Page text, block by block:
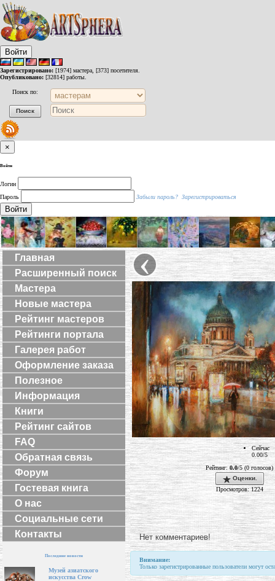
Войти
Зарегистрировано: [1974] мастера, [373] посетителя.
Опубликовано: [32814] работы.
Поиск по:
×
Войти
Логин
Пароль
Забыли пароль? Зарегистрироваться
Войти
Главная
Расширенный поиск
Мастера
Новые мастера
Рейтинг мастеров
Рейтинги портала
Галерея работ
Оформление заказа
Полезное
Информация
Книги
Рейтинг сайтов
FAQ
Обратная связь
Форум
Гостевая книга
О нас
Социальные сети
Контакты
Последние новости
Музей азиатского
искусства Crow
‹
Сейчас
0.00/5
Рейтинг:0.0/5 (0 голосов)
Оценки.
Просмотров: 1224
Нет комментариев!
Внимание:
Только зарегистрированные пользователи могут